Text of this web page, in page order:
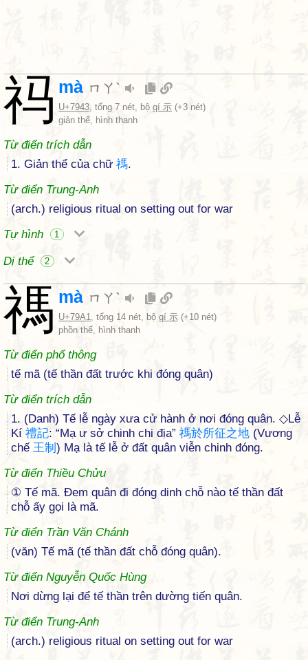
祃 mà ㄇㄚˋ
U+7943, tổng 7 nét, bộ qí 示 (+3 nét)
giản thể, hình thanh
Từ điển trích dẫn
1. Giản thể của chữ 禡.
Từ điển Trung-Anh
(arch.) religious ritual on setting out for war
Tự hình
1
Dị thể 2
禡 mà ㄇㄚˋ
U+79A1, tổng 14 nét, bộ qí 示 (+10 nét)
phồn thể, hình thanh
Từ điển phổ thông
tế mã (tế thần đất trước khi đóng quân)
Từ điển trích dẫn
1. (Danh) Tế lễ ngày xưa cử hành ở nơi đóng quân. ◇Lễ
Kí 禮記: “Mạ ư sở chinh chi địa” 禡於所征之地 (Vương
chế 王制 ) Mạ là tế lễ ở đất quân viễn chinh đóng.
Từ điển Thiều Chửu
① Tế mã. Ðem quân đi đóng dinh chỗ nào tế thần đất
chỗ ấy gọi là mã.
Từ điển Trần Văn Chánh
(văn) Tế mã (tế thần đất chỗ đóng quân).
Từ điển Nguyễn Quốc Hùng
Nơi dừng lại để tế thần trên dường tiến quân.
Từ điển Trung-Anh
(arch.) religious ritual on setting out for war